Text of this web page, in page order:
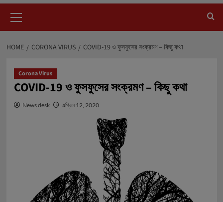
Menu
HOME CORONA VIRUS COVID-19 ও ফুসফুসের সংক্রমণ – কিছু কথা
Corona Virus
COVID-19 ও ফুসফুসের সংক্রমণ – কিছু কথা
News desk এপ্রিল 12, 2020